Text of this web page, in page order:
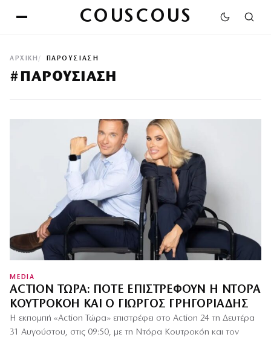
COUSCOUS
ΑΡΧΙΚΉ ΠΑΡΟΥΣΙΑΣΗ
#ΠΑΡΟΥΣΙΑΣΗ
MEDIA
ACTION ΤΏΡΑ: ΠΌΤΕ ΕΠΙΣΤΡΈΦΟΥΝ Η ΝΤΌΡΑ
ΚΟΥΤΡΟΚΌΗ ΚΑΙ Ο ΓΙΏΡΓΟΣ ΓΡΗΓΟΡΙΆΔΗΣ
Η εκπομπή «Action Τώρα» επιστρέφει στο Action 24 τη Δευτέρα
31 Αυγούστου, στις 09:50, με τη Ντόρα Κουτροκόη και τον